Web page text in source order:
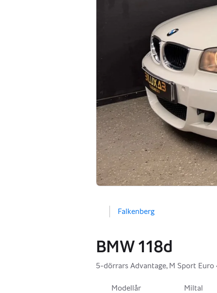
Falkenberg
BMW 118d
5-dörrars Advantage, M Sport Euro
Modellår
Miltal